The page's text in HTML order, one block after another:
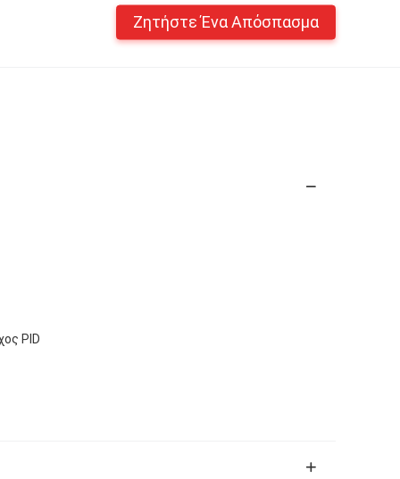
Ζητήστε Ένα Απόσπασμα
PID